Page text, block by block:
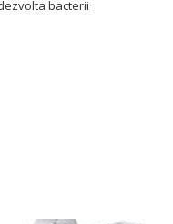
bacterii